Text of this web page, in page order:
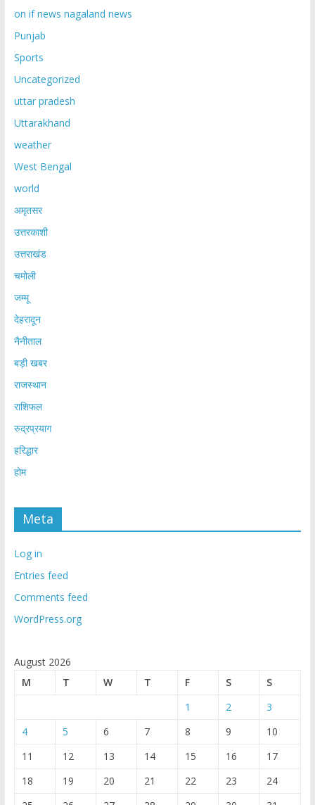
on if news nagaland news
Punjab
Sports
Uncategorized
uttar pradesh
Uttarakhand
weather
West Bengal
world
अमृतसर
उत्तरकाशी
उत्तराखंड
चमोली
जम्मू
देहरादून
नैनीताल
बड़ी खबर
राजस्थान
राशिफल
रुद्रप्रयाग
हरिद्धार
होम
Meta
Log in
Entries feed
Comments feed
WordPress.org
August 2026
M
T W T F S
S
1
2
3
4
5 6 7 8 9
10
11
12 13 14 15 16
17
18
19 20 21 22 23
24